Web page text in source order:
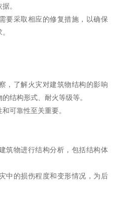
。
要采取相应的修复措施，以确保
，了解火灾对建筑物结构的影响
结构形式、耐火等级等。
可靠性至关重要。
筑物进行结构分析，包括结构体
中的损伤程度和变形情况，为后